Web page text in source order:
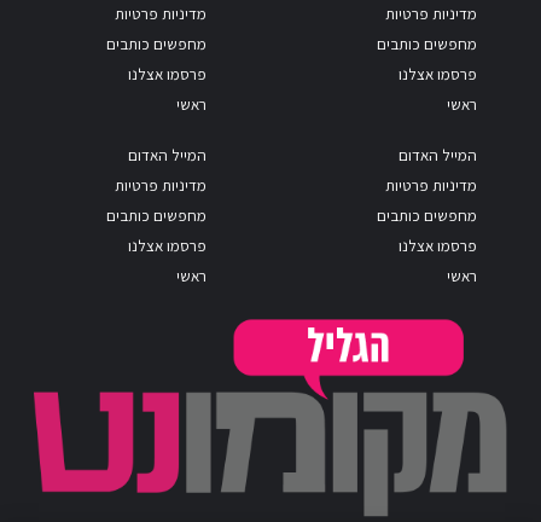
מדיניות פרטיות
מחפשים כותבים
פרסמו אצלנו
ראשי
מדיניות פרטיות
מחפשים כותבים
פרסמו אצלנו
ראשי
המייל האדום
מדיניות פרטיות
מחפשים כותבים
פרסמו אצלנו
ראשי
המייל האדום
מדיניות פרטיות
מחפשים כותבים
פרסמו אצלנו
ראשי